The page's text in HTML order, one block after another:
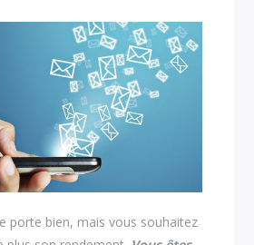
porte bien, mais vous souhaitez